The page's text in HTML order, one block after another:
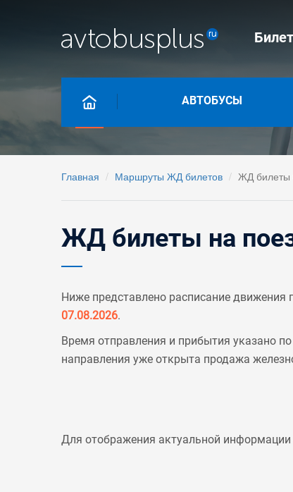
АВТОБУСЫ
Главная Маршруты ЖД билетов ЖД билеты
ЖД билеты на
Ниже представлено расписание движения
07.08.2026.
Время отправления и прибытия указано
направления уже открыта продажа
Для отображения актуальной